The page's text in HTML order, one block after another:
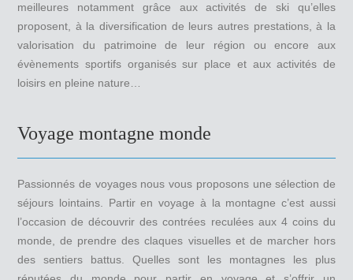
meilleures notamment grâce aux activités de ski qu’elles
proposent, à la diversification de leurs autres prestations, à la
valorisation du patrimoine de leur région ou encore aux
évènements sportifs organisés sur place et aux activités de
loisirs en pleine nature…
Voyage montagne monde
Passionnés de voyages nous vous proposons une sélection de
séjours lointains. Partir en voyage à la montagne c’est aussi
l’occasion de découvrir des contrées reculées aux 4 coins du
monde, de prendre des claques visuelles et de marcher hors
des sentiers battus. Quelles sont les montagnes les plus